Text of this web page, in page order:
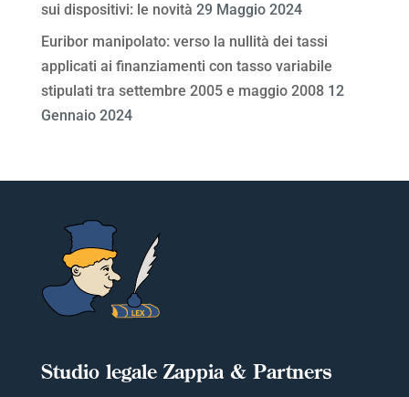
sui dispositivi: le novità 29 Maggio 2024
Euribor manipolato: verso la nullità dei tassi
applicati ai finanziamenti con tasso variabile
stipulati tra settembre 2005 e maggio 2008 12
Gennaio 2024
Studio legale Zappia & Partners